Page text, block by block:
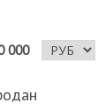
000